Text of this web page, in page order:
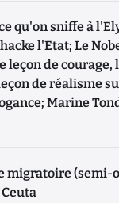
qu'on sniffe à
l'Etat; Le
leçon de courage,
de réalisme
Marine
migratoire (semi-